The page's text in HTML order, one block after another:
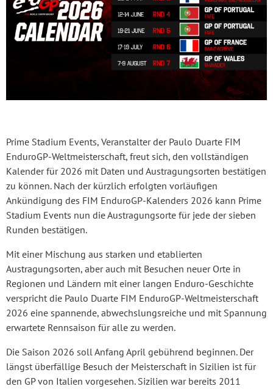
Prime Stadium Events, Veranstalter der Paulo Duarte FIM
EnduroGP-Weltmeisterschaft, freut sich, den vollständigen
Kalender für 2026 mit Daten und Austragungsorten bestätigen
zu können. Nach der kürzlich erfolgten vorläufigen
Ankündigung des FIM EnduroGP-Kalenders 2026 kann Prime
Stadium Events nun die Austragungsorte für jede der sieben
Runden bestätigen.
Mit einer Mischung aus starken und etablierten
Austragungsorten, aber auch mit Besuchen neuer Orte in
Regionen und Ländern mit einer langen Enduro-Geschichte
verspricht die Paulo Duarte FIM EnduroGP-Weltmeisterschaft
2026 eine spannende, abwechslungsreiche und mit Spannung
erwartete Rennsaison für alle zu werden.
Die Saison 2026 soll Anfang April gebührend beginnen. Der
längst überfällige Besuch der Meisterschaft in Sizilien ist für
den GP von Italien vorgesehen. Sizilien war bereits 2011